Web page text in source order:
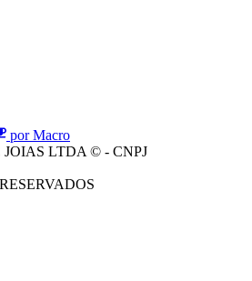
por Macro
LTDA © - CNPJ